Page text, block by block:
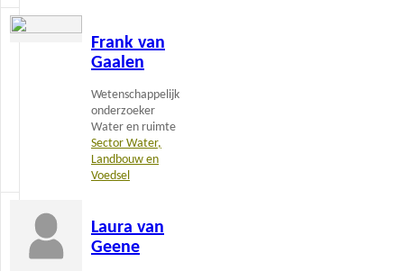
Frank van
Gaalen
Wetenschappelijk
onderzoeker
Water en ruimte
Sector Water,
Landbouw en
Voedsel
Lees
Laura van
Geene